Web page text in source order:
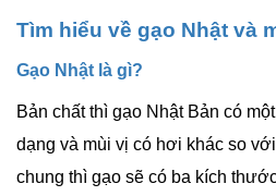
Tìm hiểu về gạo Nhật và
Gạo Nhật là gì?
Bản chất thì gạo Nhật Bản có
dạng và mùi vị có hơi khác so
chung thì gạo sẽ có ba kích